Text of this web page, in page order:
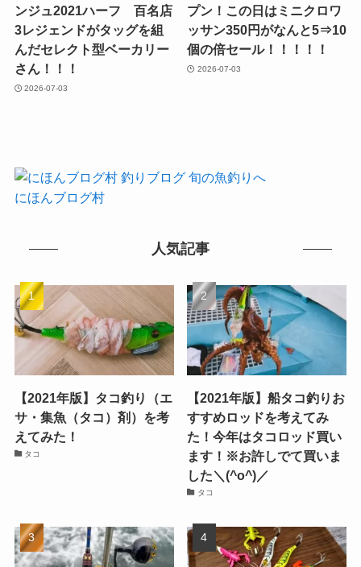
ンジュ2021ハーフ 百名店
3レジェンドがタッグを組
んだセレクト型ベーカリー
さん！！！
2026-07-03
プン！この日はミニクロワ
ッサン350円がなんと5⇒10
個の倍セール！！！！！
2026-07-03
にほんブログ村
人気記事
【2021年版】タコ釣り（エ
サ・集魚（タコ）剤）を考
えてみた！
タコ
【2021年版】船タコ釣りお
すすめロッドを考えてみ
た！今年はタコロッド買い
ます！※お許しでて買いま
した＼(^o^)／
タコ